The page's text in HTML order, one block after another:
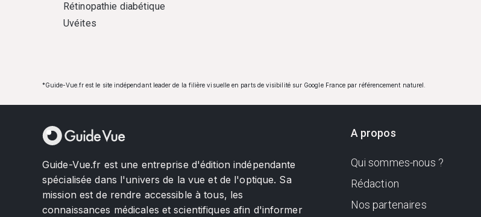
Rétinopathie diabétique
Uvéites
*Guide-Vue.fr est le site indépendant leader de la filière visuelle en parts de visibilité sur Google France par référencement naturel.
Guide-Vue.fr est une entreprise d'édition indépendante
spécialisée dans l'univers de la vue et de l'optique. Sa
mission est de rendre accessible à tous, les
connaissances médicales et scientifiques afin d'informer
A propos
Qui sommes-nous ?
Rédaction
Nos partenaires